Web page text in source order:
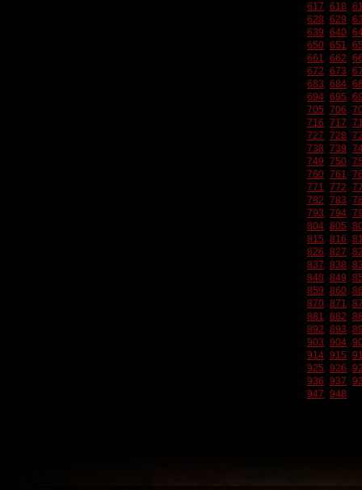
617 618
628 629
639 640
650 651
661 662
672 673
683 684
694 695
705 706
716 717
727 728
738 739
749 750
760 761
771 772
782 783
793 794
804 805
815 816
826 827
837 838
848 849
859 860
870 871
881 882
892 893
903 904
914 915
925 926
936 937
947 948